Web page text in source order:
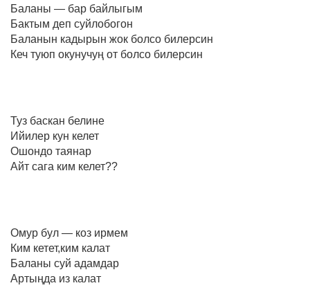
Баланы — бар байлыгым
Бактым деп суйлобогон
Баланын кадырын жок болсо билерсин
Кеч туюп окунучуң от болсо билерсин
Туз баскан белине
Ийилер кун келет
Ошондо таянар
Айт сага ким келет??
Омур бул — коз ирмем
Ким кетет,ким калат
Баланы суй адамдар
Артыңда из калат